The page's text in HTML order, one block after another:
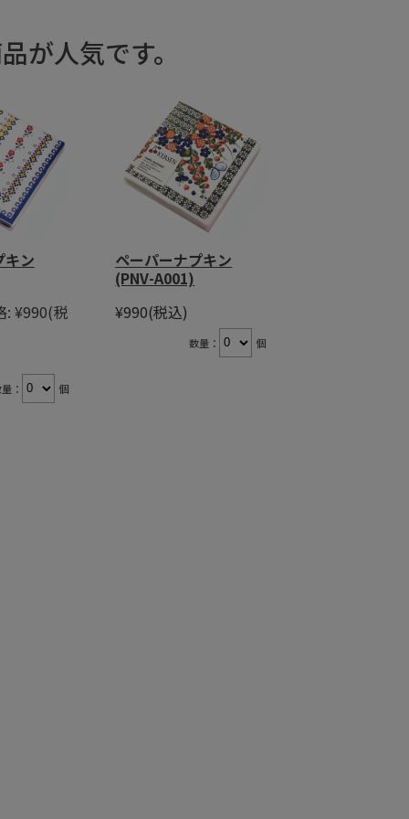
が人気です。
キン
: ¥990(税
： 個
ペーパーナプキン
(PNV-A001)
¥990(税込)
数量： 個